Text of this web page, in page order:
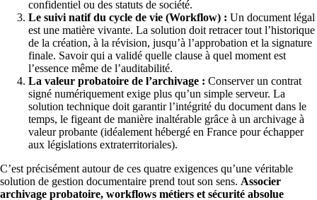
confidentiel ou des statuts de société.
Le suivi natif du cycle de vie (Workflow) : Un document légal
est une matière vivante. La solution doit retracer tout l’historique
de la création, à la révision, jusqu’à l’approbation et la signature
finale. Savoir qui a validé quelle clause à quel moment est
l’essence même de l’auditabilité.
La valeur probatoire de l’archivage : Conserver un contrat
signé numériquement exige plus qu’un simple serveur. La
solution technique doit garantir l’intégrité du document dans le
temps, le figeant de manière inaltérable grâce à un archivage à
valeur probante (idéalement hébergé en France pour échapper
aux législations extraterritoriales).
C’est précisément autour de ces quatre exigences qu’une véritable
solution de gestion documentaire prend tout son sens. Associer
archivage probatoire, workflows métiers et sécurité absolue